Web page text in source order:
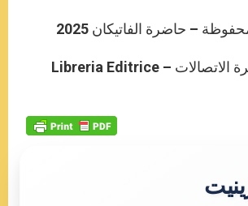
– حاضرة الفاتيكان 2025
Copyright © دائرة الاتصالات – Libreria Editrice